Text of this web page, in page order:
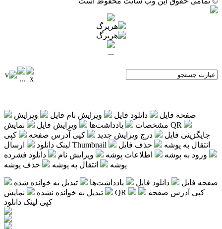
...
صفحه فایل دانلود فایل ویرایش نام فایل
ویرایش
مشخصات
یادداشت‌ها ویرایش فایل
نمایش QR
جایگزینی فایل
درج ویرایش جدید کپی آدرس صفحه
کپی
لینک دانلود ارسال Thumbnail انتقال به پوشه
حذف فایل
ورود به پوشه
اطلاعات پوشه ویرایش نام
دانلود فشرده
پوشه
انتقال به پوشه حذف پوشه
صفحه فایل دانلود فایل یادداشت‌ها
تبدیل به خوانده شده
تبدیل به خوانده نشده
نمایش QR
کپی آدرس صفحه
کپی لینک دانلود